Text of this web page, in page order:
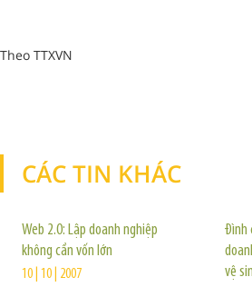
Theo TTXVN
CÁC TIN KHÁC
Web 2.0: Lập doanh nghiệp
không cần vốn lớn
10 | 10 | 2007
Đình
vệ